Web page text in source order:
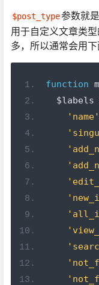
$post_type参数就
用于自定义文章类
多，所以通常会用下
function
  $labels
'name'